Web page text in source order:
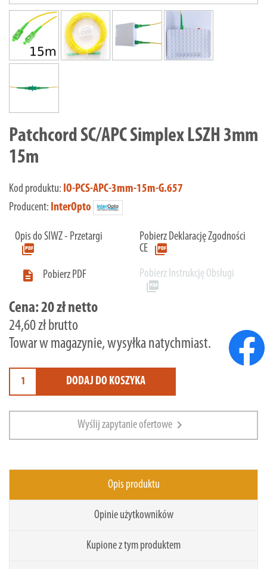
Patchcord SC/APC Simplex LSZH 3mm
15m
Kod produktu: IO-PCS-APC-3mm-15m-G.657
Producent: InterOpto
Opis do SIWZ - Przetargi
picture_as_pdf
Pobierz Deklarację Zgodności
CE picture_as_pdf

Pobierz PDF Pobierz Instrukcję Obsługi
picture_as_pdf
Cena:20 zł netto
24,60 zł brutto
Towar w magazynie, wysyłka natychmiast.
DODAJ DO KOSZYKA
Wyślij zapytanie ofertowe chevron_right
Opis produktu
Opinie użytkowników
Kupione z tym produktem